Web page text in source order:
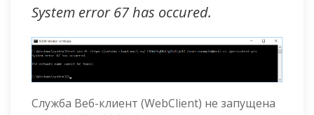
System error 67 has occured.
Служба Веб-клиент (WebClient) не запущена